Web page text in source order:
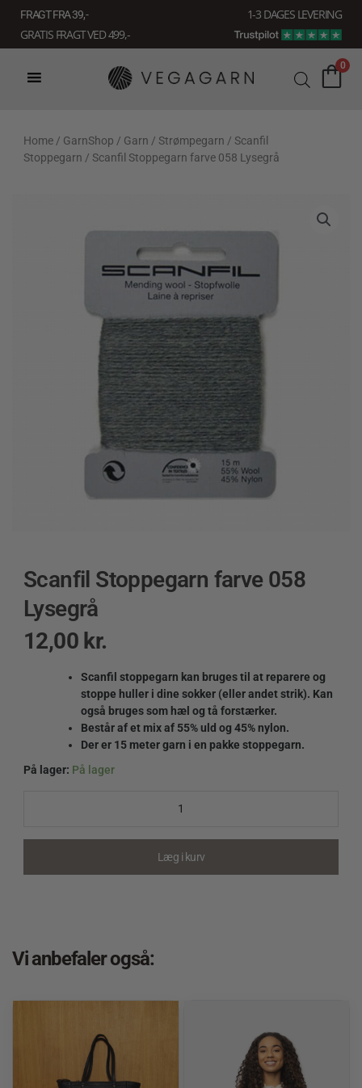
indholdet
FRAGT FRA 39, -
1-3 DAGES LEVERING
GRATIS FRAGT VED 499,-
0
Home / GarnShop / Garn / Strømpegarn / Scanfil
Stoppegarn / Scanfil Stoppegarn farve 058 Lysegrå
Scanfil Stoppegarn farve 058
Lysegrå
12,00 kr.
Scanfil stoppegarn kan bruges til at reparere og
stoppe huller i dine sokker (eller andet strik). Kan
også bruges som hæl og tå forstærker.
Består af et mix af 55% uld og 45% nylon.
Der er 15 meter garn i en pakke stoppegarn.
På lager: På lager
Scanfil
Læg i kurv
Vi anbefaler også: